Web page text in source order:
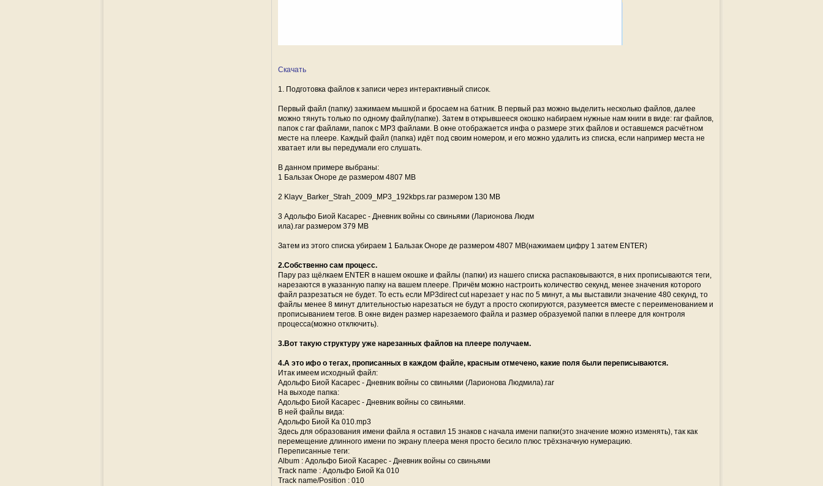
Скачать
1. Подготовка файлов к записи через интерактивный список.
Первый файл (папку) зажимаем мышкой и бросаем на батник. В первый раз можно выделить несколько файлов, далее
можно тянуть только по одному файлу(папке). Затем в открывшееся окошко набираем нужные нам книги в виде: rar файлов,
папок с rar файлами, папок с MP3 файлами. В окне отображается инфа о размере этих файлов и оставшемся расчётном
месте на плеере. Каждый файл (папка) идёт под своим номером, и его можно удалить из списка, если например места не
хватает или вы передумали его слушать.
В данном примере выбраны:
1 Бальзак Оноре де размером 4807 MB
2 Klayv_Barker_Strah_2009_MP3_192kbps.rar размером 130 MB
3 Адольфо Биой Касарес - Дневник войны со свиньями (Ларионова Людм
ила).rar размером 379 MB
Затем из этого списка убираем 1 Бальзак Оноре де размером 4807 MB(нажимаем цифру 1 затем ENTER)
2.Собственно сам процесс.
Пару раз щёлкаем ENTER в нашем окошке и файлы (папки) из нашего списка распаковываются, в них прописываются теги,
нарезаются в указанную папку на вашем плеере. Причём можно настроить количество секунд, менее значения которого
файл разрезаться не будет. То есть если MP3direct cut нарезает у нас по 5 минут, а мы выставили значение 480 секунд, то
файлы менее 8 минут длительностью нарезаться не будут а просто скопируются, разумеется вместе с переименованием и
прописыванием тегов. В окне виден размер нарезаемого файла и размер образуемой папки в плеере для контроля
процесса(можно отключить).
3.Вот такую структуру уже нарезанных файлов на плеере получаем.
4.А это ифо о тегах, прописанных в каждом файле, красным отмечено, какие поля были переписываются.
Итак имеем исходный файл:
Адольфо Биой Касарес - Дневник войны со свиньями (Ларионова Людмила).rar
На выходе папка:
Адольфо Биой Касарес - Дневник войны со свиньями.
В ней файлы вида:
Адольфо Биой Ка 010.mp3
Здесь для образования имени файла я оставил 15 знаков с начала имени папки(это значение можно изменять), так как
перемещение длинного имени по экрану плеера меня просто бесило плюс трёхзначную нумерацию.
Переписанные теги:
Album : Адольфо Биой Касарес - Дневник войны со свиньями
Track name : Адольфо Биой Ка 010
Track name/Position : 010